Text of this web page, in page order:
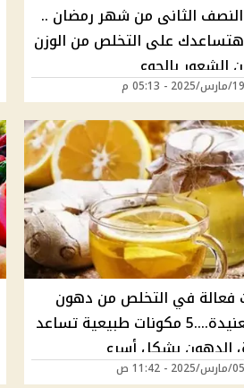
النصف الثانى من شهر رمضان ..
هتساعدك على التخلص من الوزن
الشعور بالجوع
فعالة في التخلص من دهون
البطن العنيدة....5 مكونات طبيعية تساعد
الدهون بشكل أسرع